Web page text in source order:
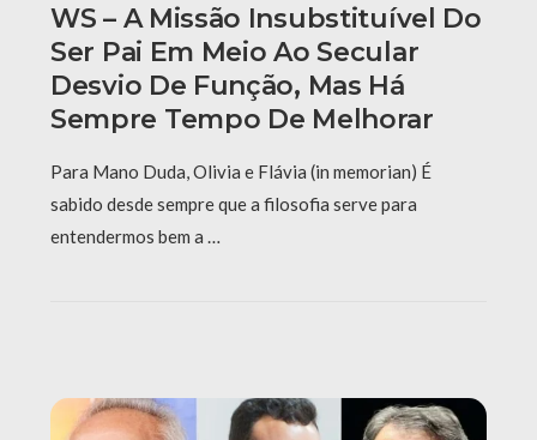
WS – A Missão Insubstituível Do
Ser Pai Em Meio Ao Secular
Desvio De Função, Mas Há
Sempre Tempo De Melhorar
Para Mano Duda, Olivia e Flávia (in memorian) É
sabido desde sempre que a filosofia serve para
entendermos bem a …